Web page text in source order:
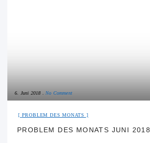
6. Juni 2018 No Comment
PROBLEM DES MONATS
PROBLEM DES MONATS JUNI 2018